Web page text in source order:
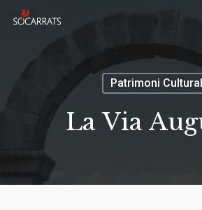
Skip
Patrimoni Cultural
La Via